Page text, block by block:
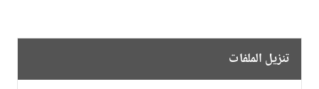
تنزيل الملفات